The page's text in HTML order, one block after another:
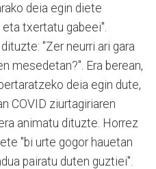
deia egin diete
txertatu gabeei".
"Zer neurri ari gara
mesedetan?". Era berean,
deia egin dute,
COVID ziurtagiriaren
animatu dituzte. Horrez
"bi urte gogor hauetan
pairatu duten guztiei".